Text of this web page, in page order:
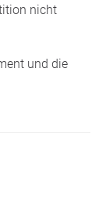
nicht
und die